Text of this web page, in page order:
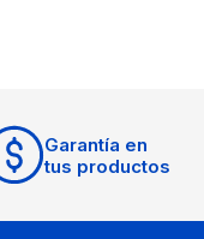
Garantía en
tus productos